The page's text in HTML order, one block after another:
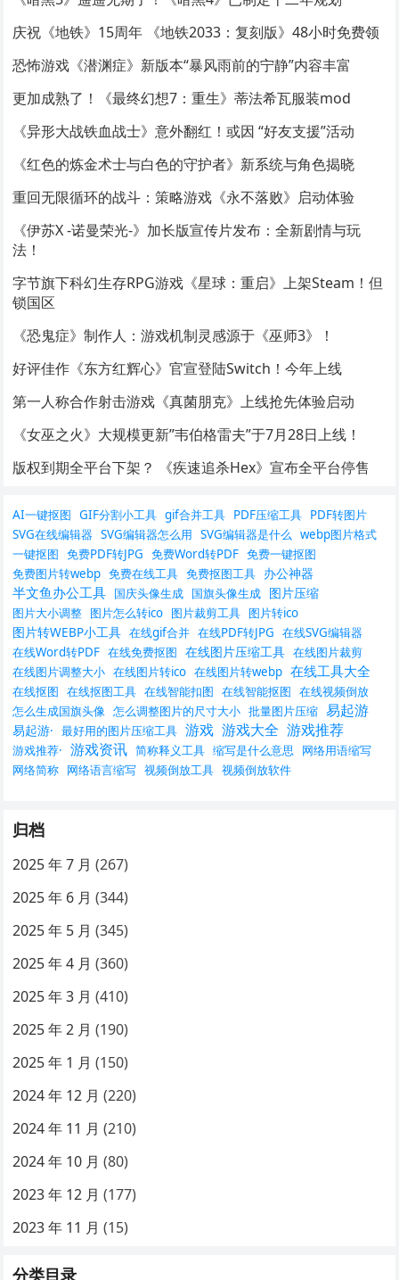
庆祝《地铁》15周年 《地铁2033：复刻版》48小时免费领
恐怖游戏《潜渊症》新版本“暴风雨前的宁静”内容丰富
更加成熟了！《最终幻想7：重生》蒂法希瓦服装mod
《异形大战铁血战士》意外翻红！或因 “好友支援”活动
《红色的炼金术士与白色的守护者》新系统与角色揭晓
重回无限循环的战斗：策略游戏《永不落败》启动体验
《伊苏X -诺曼荣光-》加长版宣传片发布：全新剧情与玩
法！
字节旗下科幻生存RPG游戏《星球：重启》上架Steam！但
锁国区
《恐鬼症》制作人：游戏机制灵感源于《巫师3》！
好评佳作《东方红辉心》官宣登陆Switch！今年上线
第一人称合作射击游戏《真菌朋克》上线抢先体验启动
《女巫之火》大规模更新”韦伯格雷夫”于7月28日上线！
版权到期全平台下架？ 《疾速追杀Hex》宣布全平台停售
AI一键抠图 GIF分割小工具 gif合并工具 PDF压缩工具 PDF转图片
SVG在线编辑器 SVG编辑器怎么用 SVG编辑器是什么 webp图片格式
一键抠图 免费PDF转JPG 免费Word转PDF 免费一键抠图
免费图片转webp 免费在线工具 免费抠图工具 办公神器
半文鱼办公工具 国庆头像生成 国旗头像生成 图片压缩
图片大小调整 图片怎么转ico 图片裁剪工具 图片转ico
图片转WEBP小工具 在线gif合并 在线PDF转JPG 在线SVG编辑器
在线Word转PDF 在线免费抠图 在线图片压缩工具 在线图片裁剪
在线图片调整大小 在线图片转ico 在线图片转webp 在线工具大全
在线抠图 在线抠图工具 在线智能扣图 在线智能抠图 在线视频倒放
怎么生成国旗头像 怎么调整图片的尺寸大小 批量图片压缩 易起游
易起游· 最好用的图片压缩工具 游戏 游戏大全 游戏推荐
游戏推荐· 游戏资讯 简称释义工具 缩写是什么意思
网络用语缩写
网络简称 网络语言缩写 视频倒放工具 视频倒放软件
归档
2025 年 7 月 (267)
2025 年 6 月 (344)
2025 年 5 月 (345)
2025 年 4 月 (360)
2025 年 3 月 (410)
2025 年 2 月 (190)
2025 年 1 月 (150)
2024 年 12 月 (220)
2024 年 11 月 (210)
2024 年 10 月 (80)
2023 年 12 月 (177)
2023 年 11 月 (15)
分类目录